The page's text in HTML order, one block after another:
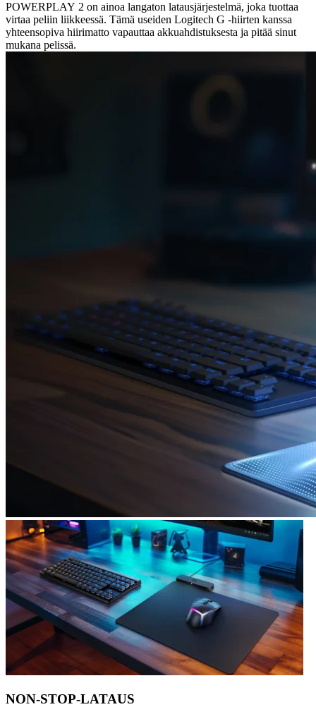
POWERPLAY 2 on ainoa langaton latausjärjestelmä, joka tuottaa
virtaa peliin liikkeessä. Tämä useiden Logitech G -hiirten kanssa
yhteensopiva hiirimatto vapauttaa akkuahdistuksesta ja pitää sinut
mukana pelissä.
NON-STOP-LATAUS